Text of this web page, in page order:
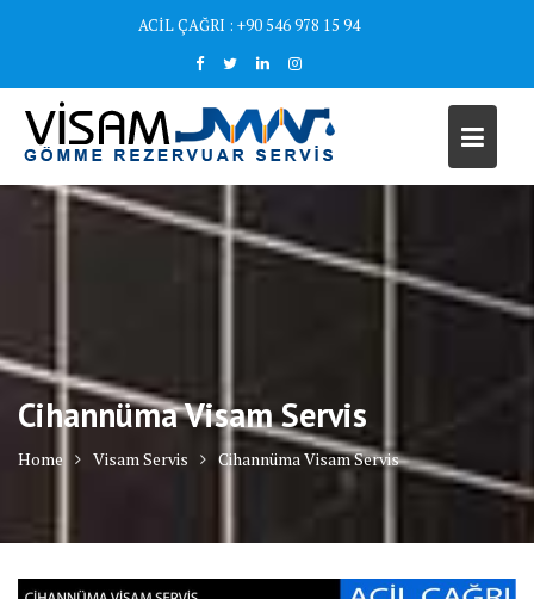
ACİL ÇAĞRI : +90 546 978 15 94
Cihannüma Visam Servis
Home Visam Servis Cihannüma Visam Servis